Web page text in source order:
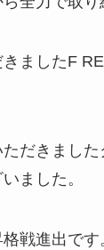
ましたF
だきまし
ました。
戦進出です